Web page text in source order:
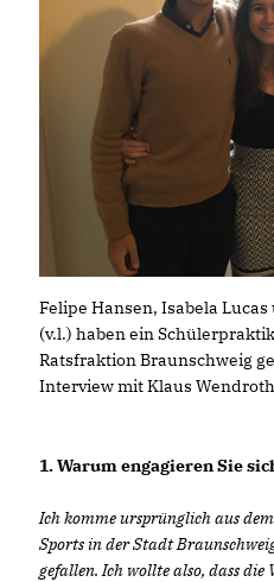
Felipe Hansen, Isabela
(v.l.) haben ein
Ratsfraktion Braunschweig
Interview mit Klaus
1. Warum engagieren Sie
Ich komme ursprünglich aus
Sports in der Stadt
gefallen. Ich wollte also, dass